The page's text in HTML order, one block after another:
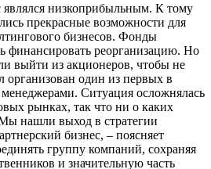
являлся низкоприбыльным. К тому
прекрасные возможности для
бизнесов. Фонды
финансировать реорганизацию. Но
выйти из акционеров, чтобы не
организован один из первых в
Ситуация осложнялась
рынках, так что ни о каких
нашли выход в стратегии
бизнес, – поясняет
группу компаний, сохраняя
и значительную часть